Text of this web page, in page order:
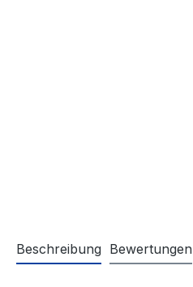
Beschreibung Bewertungen